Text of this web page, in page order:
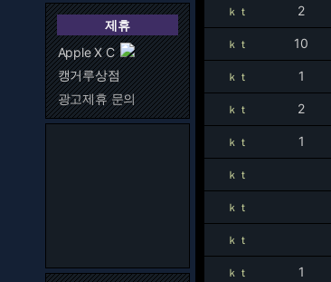
제휴
Apple X C
캥거루상점
광고제휴 문의
ｋｔ 2
ｋｔ 10
ｋｔ 1
ｋｔ 2
ｋｔ 1
ｋｔ
ｋｔ
ｋｔ
ｋｔ 1